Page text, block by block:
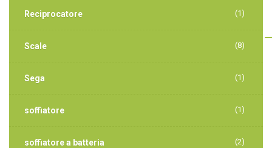
Reciprocatore (1)
Scale (8)
Sega (1)
soffiatore (1)
soffiatore a batteria (2)